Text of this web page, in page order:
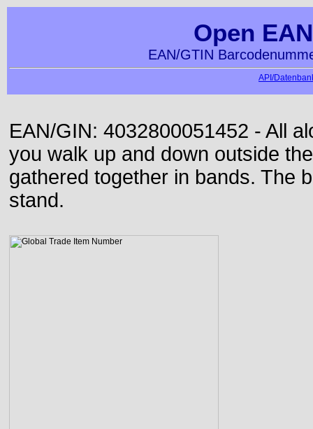
Open
EAN/GTIN
API/
EAN/GIN: 4032800051452 - All
you walk up and down outside
gathered together in bands. The
stand.